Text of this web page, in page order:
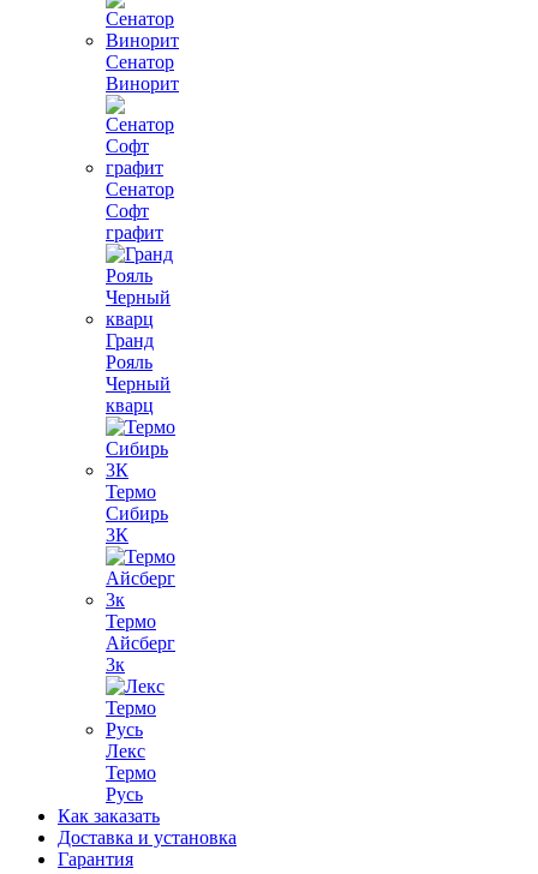
Сенатор
Винорит
Сенатор
Софт
графит
Гранд
Рояль
Черный
кварц
Термо
Сибирь
3К
Термо
Айсберг
3к
Лекс
Термо
Русь
Как заказать
Доставка и установка
Гарантия